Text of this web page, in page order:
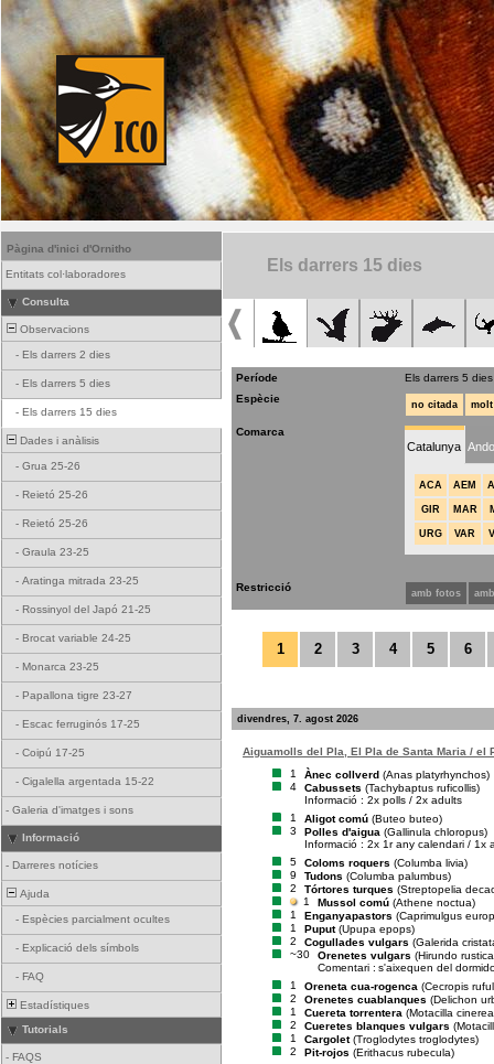
Pàgina d'inici d'Ornitho
Entitats col·laboradores
Consulta
Observacions
- Els darrers 2 dies
- Els darrers 5 dies
- Els darrers 15 dies
Dades i anàlisis
- Grua 25-26
- Reietó 25-26
- Reietó 25-26
- Graula 23-25
- Aratinga mitrada 23-25
- Rossinyol del Japó 21-25
- Brocat variable 24-25
- Monarca 23-25
- Papallona tigre 23-27
- Escac ferruginós 17-25
- Coipú 17-25
- Cigalella argentada 15-22
- Galeria d'imatges i sons
Informació
- Darreres notícies
Ajuda
- Espècies parcialment ocultes
- Explicació dels símbols
- FAQ
Estadístiques
Tutorials
- FAQS
Els darrers 15 dies
Període
Els darrers 5 dies
Espècie
no citada
Comarca
Catalunya
ACA AEM
GIR MAR
URG VAR
Restricció amb fotos
1 2 3 4 5 6
divendres, 7. agost 2026
Aiguamolls del Pla, El Pla de Santa Maria / el
1
Ànec collverd (Anas platyrhynchos)
4
Cabussets (Tachybaptus ruficollis)
Informació : 2x polls / 2x adults
1
Aligot comú (Buteo buteo)
3
Polles d'aigua (Gallinula chloropus)
Informació : 2x 1r any calendari / 1x
5
Coloms roquers (Columba livia)
9
Tudons (Columba palumbus)
2
Tórtores turques (Streptopelia
1
Mussol comú (Athene noctua)
1
Enganyapastors (Caprimulgus
1
Puput (Upupa epops)
2
Cogullades vulgars (Galerida
~30
Orenetes vulgars (Hirundo
Comentari : s'aixequen del
1
Oreneta cua-rogenca (Cecropis
2
Orenetes cuablanques (Delichon
1
Cuereta torrentera (Motacilla
2
Cueretes blanques vulgars
1
Cargolet (Troglodytes troglodytes)
2
Pit-rojos (Erithacus rubecula)